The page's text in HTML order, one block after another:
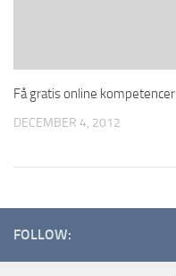
Få gratis online kompetencer
DECEMBER 4, 2012
FOLLOW: